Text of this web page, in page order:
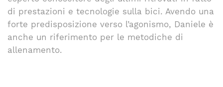
di prestazioni e tecnologie sulla bici. Avendo una
forte predisposizione verso l’agonismo, Daniele è
anche un riferimento per le metodiche di
allenamento.